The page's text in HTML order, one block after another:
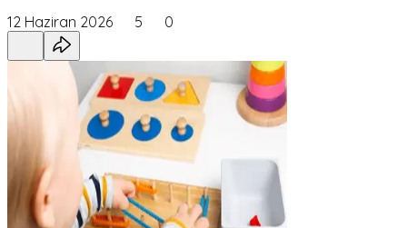
12 Haziran 2026 5 0